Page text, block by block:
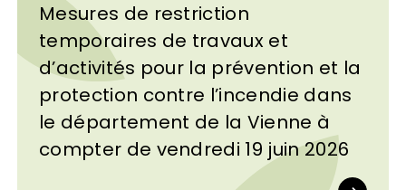
Mesures de restriction
temporaires de travaux et
d’activités pour la prévention et la
protection contre l’incendie dans
le département de la Vienne à
compter de vendredi 19 juin 2026